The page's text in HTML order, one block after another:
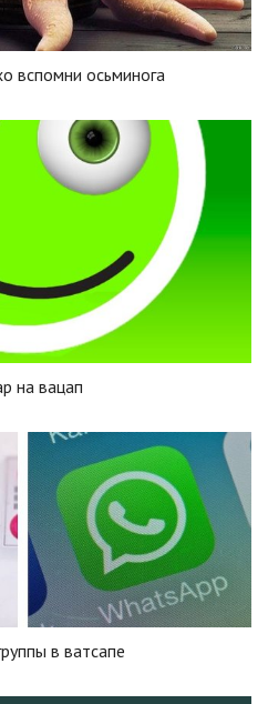
вспомни осьминога
на вацап
в ватсапе